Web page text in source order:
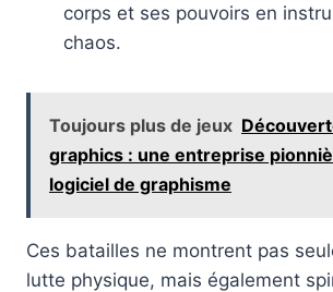
corps et ses pouvoirs en
chaos.
Toujours plus de jeux
graphics : une entreprise
logiciel de graphisme
Ces batailles ne montrent pas
lutte physique, mais également